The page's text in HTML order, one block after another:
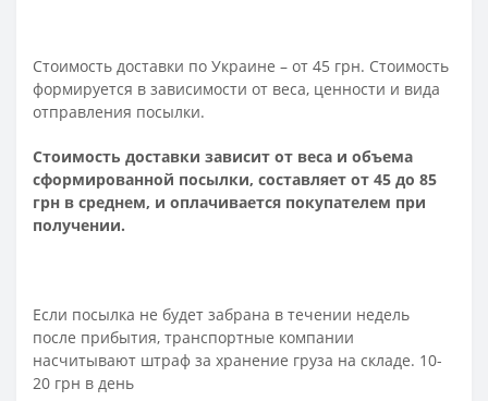
Стоимость доставки по Украине – от 45 грн. Стоимость
формируется в зависимости от веса, ценности и вида
отправления посылки.
Стоимость доставки зависит от веса и объема
сформированной посылки, составляет от 45 до 85
грн в среднем, и оплачивается покупателем при
получении.
Если посылка не будет забрана в течении недель
после прибытия, транспортные компании
насчитывают штраф за хранение груза на складе. 10-
20 грн в день